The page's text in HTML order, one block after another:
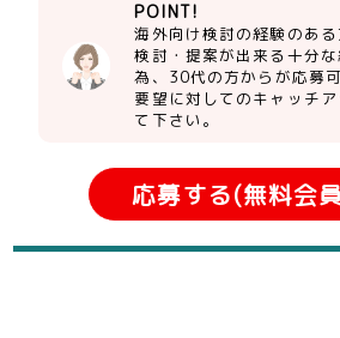
POINT!
海外向け検討の経験のある
検討・提案が出来る十分
為、30代の方からが応募可
要望に対してのキャッチ
て下さい。
応募する(無料会